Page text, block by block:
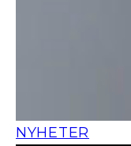
NYHETER